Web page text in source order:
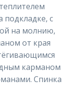
подкладке, с
на молнию,
от края
карманом
Спинка